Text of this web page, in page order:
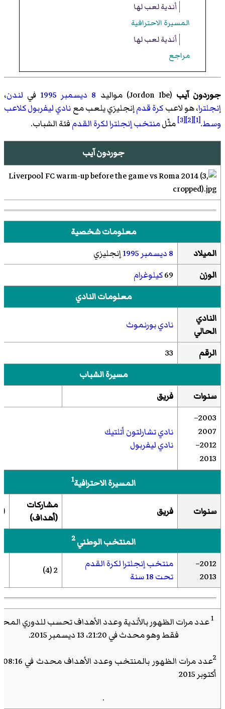
أندية لعب لها
المسيرة الاحترافية
أندية لعب لها
مراجع
جوردون آيب (
Jordon Ibe)‏ مواليد 8 ديسمبر 1995 في لندن،
إنجلترا، هو لاعبكرة قدمإنجليزي يلعب معنادي ليفربولكلاعب
وسط.
[1]
[2]
[3] مثّلمنتخب إنجلترا لكرة القدمفئة الشباب.
جوردون آيب
معلومات شخصية
الميلاد
8 ديسمبر 1995إنجليزي
الوزن
69كيلوغرام
معلومات النادي
النادي
الحالي
نادي بورنموث
الرقم
33
مسيرة الشباب
سنوات
فريق
2003–
2007
2012–
2013
نادي تشارلتون أتلتيك
نادي ليفربول
المسيرة الاحترافية1
سنوات فريق
مشاركات
(أهداف)
المنتخب الوطني2
2012–
2013
منتخب إنجلترا لكرة القدم
تحت 18 سنة
2 (4)
1عدد مرات الظهور بالأندية وعدد الأهداف تحسب للدوري
فقط وهو محدث في 21:20، 13 ديسمبر 2015.
2
أكتوبر 2015
.